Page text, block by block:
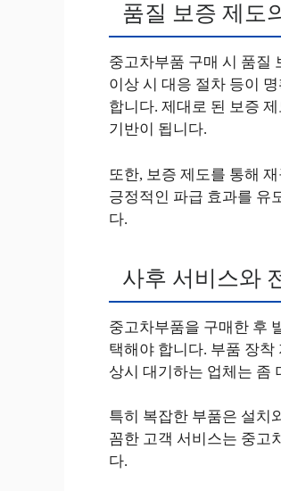
품질 보증 제도
중고차부품 구매 시 품질
이상 시 대응 절차 등이
합니다. 제대로 된 보증
기반이 됩니다.
또한, 보증 제도를 통해
긍정적인 파급 효과를 유
다.
사후 서비스와
중고차부품을 구매한 후
택해야 합니다. 부품 장
상시 대기하는 업체는 좀
특히 복잡한 부품은 설치
꼼한 고객 서비스는 중고
다.